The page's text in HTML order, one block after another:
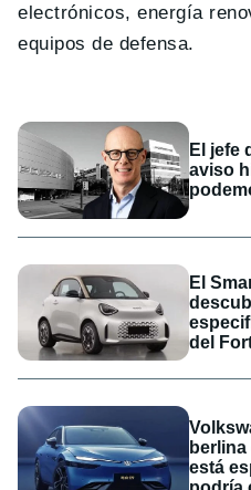
electrónicos, energía
equipos de defensa.
El jefe
aviso
El
del
está